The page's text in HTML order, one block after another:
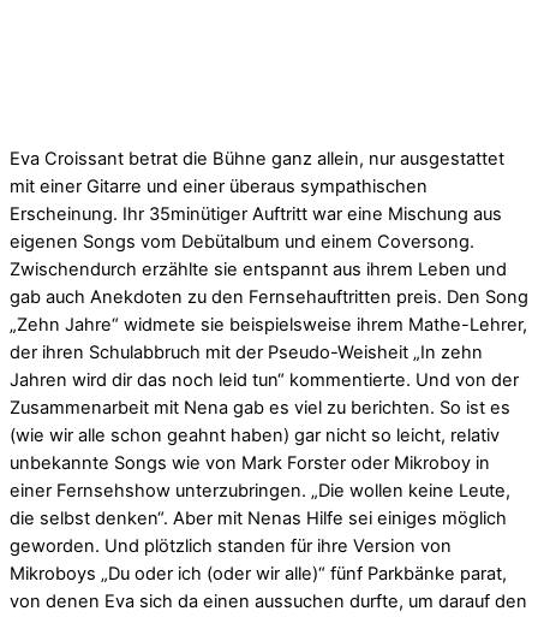
Eva Croissant betrat die Bühne ganz allein, nur ausgestattet
mit einer Gitarre und einer überaus sympathischen
Erscheinung. Ihr 35minütiger Auftritt war eine Mischung aus
eigenen Songs vom Debütalbum und einem Coversong.
Zwischendurch erzählte sie entspannt aus ihrem Leben und
gab auch Anekdoten zu den Fernsehauftritten preis. Den Song
„Zehn Jahre“ widmete sie beispielsweise ihrem Mathe-Lehrer,
der ihren Schulabbruch mit der Pseudo-Weisheit „In zehn
Jahren wird dir das noch leid tun“ kommentierte. Und von der
Zusammenarbeit mit Nena gab es viel zu berichten. So ist es
(wie wir alle schon geahnt haben) gar nicht so leicht, relativ
unbekannte Songs wie von Mark Forster oder Mikroboy in
einer Fernsehshow unterzubringen. „Die wollen keine Leute,
die selbst denken“. Aber mit Nenas Hilfe sei einiges möglich
geworden. Und plötzlich standen für ihre Version von
Mikroboys „Du oder ich (oder wir alle)“ fünf Parkbänke parat,
von denen Eva sich da einen aussuchen durfte, um darauf den